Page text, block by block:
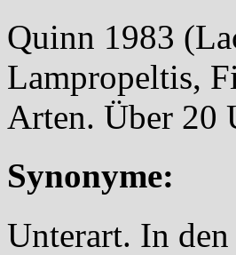
Quinn 1983
Lampropeltis,
Arten. Über 20
Synonyme:
Unterart. In